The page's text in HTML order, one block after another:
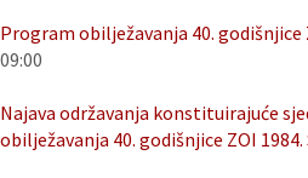
Program obilježavanja 40. godišnjice
09:00
Najava održavanja konstituirajuće
obilježavanja 40. godišnjice ZOI 1984.